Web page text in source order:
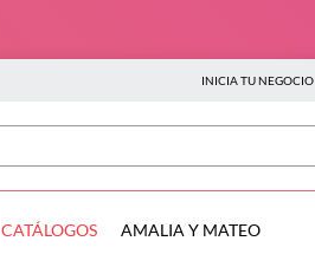
INICIA TU NEGOCIO
CATÁLOGOS AMALIA Y MATEO